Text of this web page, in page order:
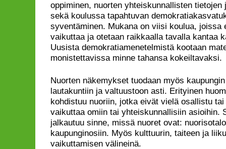
oppiminen, nuorten yhteiskunnallisten
sekä koulussa tapahtuvan
syventäminen. Mukana on viisi koulua, joissa
vaikuttaa ja otetaan raikkaalla tavalla kantaa
Uusista demokratiamenetelmistä kootaan
monistettavissa minne tahansa kokeiltavaksi.
Nuorten näkemykset tuodaan myös
lautakuntiin ja valtuustoon asti. Erityinen
kohdistuu nuoriin, jotka eivät vielä osallistu
vaikuttaa omiin tai yhteiskunnallisiin asioihin.
jalkautuu sinne, missä nuoret ovat:
kaupunginosiin. Myös kulttuurin, taiteen ja
vaikuttamisen välineinä.